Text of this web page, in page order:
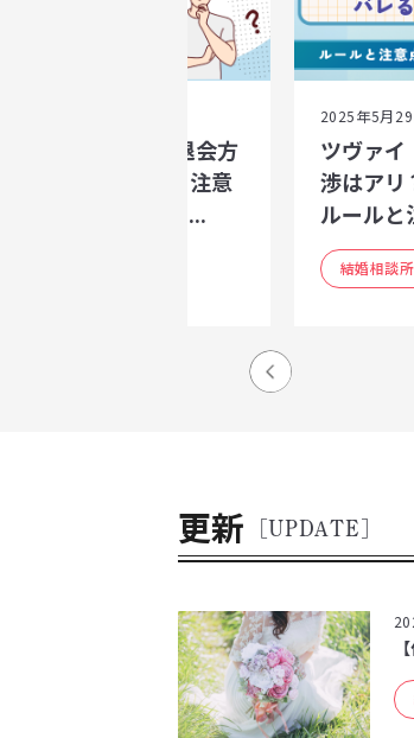
ァイ（zwei）の退会方
中途退会の流れ・注意
、退会後に後悔し...
2025年5月29
ツヴァ
渉はアリ
ルールと
結婚相談所
更新 [UPDATE]